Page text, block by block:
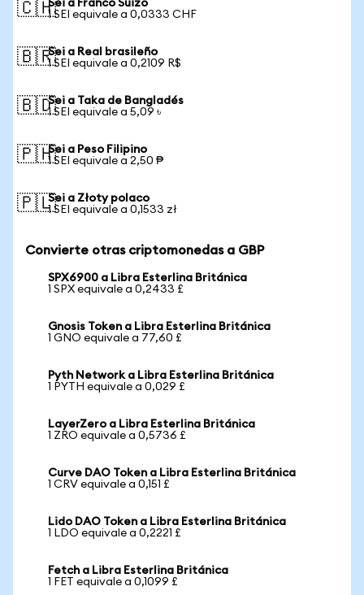
🇨🇭Sei a Franco Suizo
1 SEI equivale a 0,0333 CHF
🇧🇷Sei a Real brasileño
1 SEI equivale a 0,2109 R$
🇧🇩Sei a Taka de Bangladés
1 SEI equivale a 5,09 ৳
🇵🇭Sei a Peso Filipino
1 SEI equivale a 2,50 ₱
🇵🇱Sei a Złoty polaco
1 SEI equivale a 0,1533 zł
Convierte otras criptomonedas a GBP
SPX6900 a Libra Esterlina Británica
1 SPX equivale a 0,2433 £
Gnosis Token a Libra Esterlina Británica
1 GNO equivale a 77,60 £
Pyth Network a Libra Esterlina Británica
1 PYTH equivale a 0,029 £
LayerZero a Libra Esterlina Británica
1 ZRO equivale a 0,5736 £
Curve DAO Token a Libra Esterlina Británica
1 CRV equivale a 0,151 £
Lido DAO Token a Libra Esterlina Británica
1 LDO equivale a 0,2221 £
Fetch a Libra Esterlina Británica
1 FET equivale a 0,1099 £